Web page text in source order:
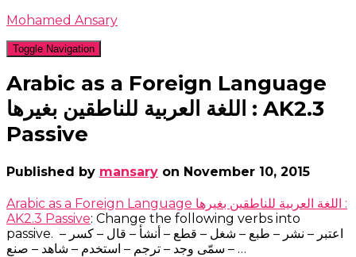
Mohamed Ansary
Toggle Navigation
Arabic as a Foreign Language
اللغة العربية للناطقين بغيرها : AK2.3
Passive
Published by mansary on November 10, 2015
Arabic as a Foreign Language اللغة العربية للناطقين بغيرها :
AK2.3 Passive: Change the following verbs into
passive. اعتبر – نشر – طبع – شغل – قطع – أنشأ – قال – كسر –
سمّى وجد – ترجم – استخدم – شاهد – صنع – …